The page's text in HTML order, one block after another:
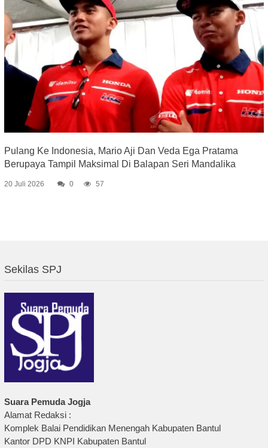
Pulang Ke Indonesia, Mario Aji Dan Veda Ega Pratama
Berupaya Tampil Maksimal Di Balapan Seri Mandalika
20 Juli 2026 0 57
Sekilas SPJ
Suara Pemuda Jogja
Alamat Redaksi :
Komplek Balai Pendidikan Menengah Kabupaten Bantul
Kantor DPD KNPI Kabupaten Bantul